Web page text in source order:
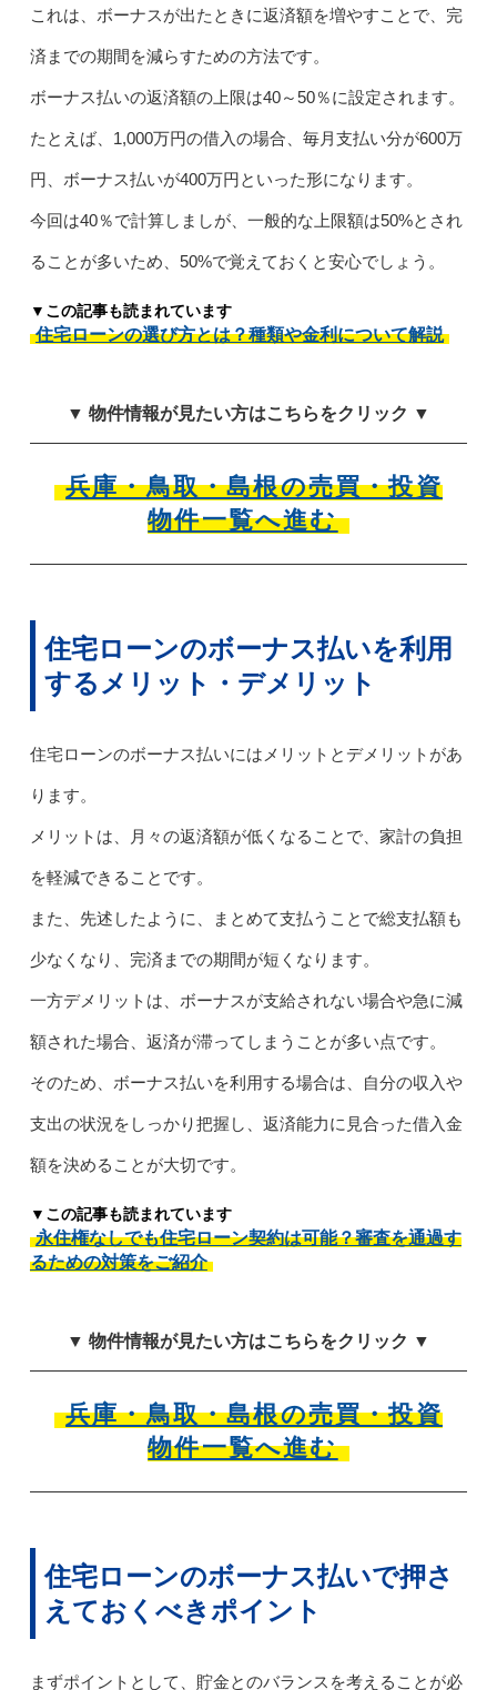
これは、ボーナスが出たときに返済額を増やすことで、完
済までの期間を減らすための方法です。
ボーナス払いの返済額の上限は40～50％に設定されます。
たとえば、1,000万円の借入の場合、毎月支払い分が600万
円、ボーナス払いが400万円といった形になります。
今回は40％で計算しましが、一般的な上限額は50%とされ
ることが多いため、50%で覚えておくと安心でしょう。
▼この記事も読まれています
住宅ローンの選び方とは？種類や金利について解説
▼ 物件情報が見たい方はこちらをクリック ▼
兵庫・鳥取・島根の売買・投資
物件一覧へ進む
住宅ローンのボーナス払いを利用
するメリット・デメリット
住宅ローンのボーナス払いにはメリットとデメリットがあ
ります。
メリットは、月々の返済額が低くなることで、家計の負担
を軽減できることです。
また、先述したように、まとめて支払うことで総支払額も
少なくなり、完済までの期間が短くなります。
一方デメリットは、ボーナスが支給されない場合や急に減
額された場合、返済が滞ってしまうことが多い点です。
そのため、ボーナス払いを利用する場合は、自分の収入や
支出の状況をしっかり把握し、返済能力に見合った借入金
額を決めることが大切です。
▼この記事も読まれています
永住権なしでも住宅ローン契約は可能？審査を通過す
るための対策をご紹介
▼ 物件情報が見たい方はこちらをクリック ▼
兵庫・鳥取・島根の売買・投資
物件一覧へ進む
住宅ローンのボーナス払いで押さ
えておくべきポイント
まずポイントとして、貯金とのバランスを考えることが必